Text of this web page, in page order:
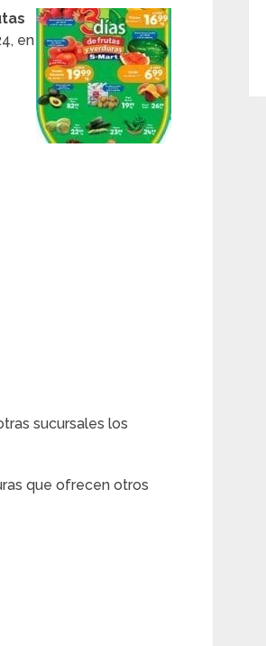
en
sucursales los
que ofrecen otros